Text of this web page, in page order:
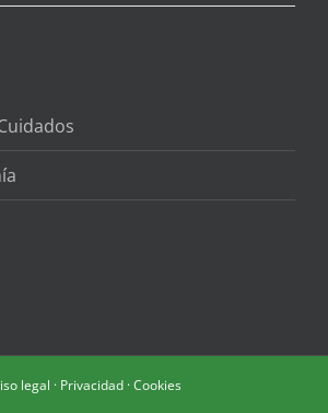
legal · Privacidad ·Cookies